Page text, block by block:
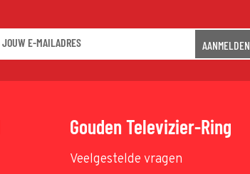
AANMELDEN
Gouden Televizier-Ring
Veelgestelde vragen